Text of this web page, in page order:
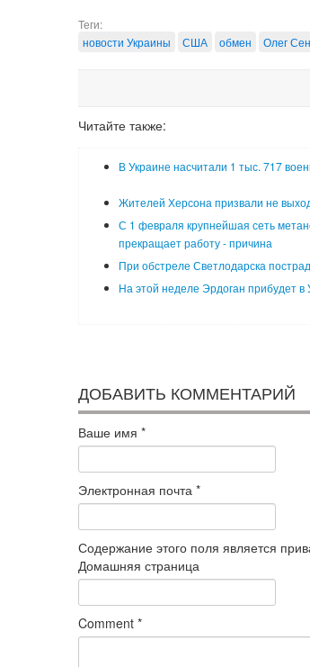
Теги:
новости Украины
США обмен Олег
Читайте также:
В Украине насчитали 1 тыс. 717
Жителей Херсона призвали не
С 1 февраля крупнейшая сеть
прекращает работу - причина
При обстреле Светлодарска
На этой неделе Эрдоган прибудет в
ДОБАВИТЬ КОММЕНТАРИЙ
Ваше имя *
Электронная почта *
Содержание этого поля является
Домашняя страница
Comment *